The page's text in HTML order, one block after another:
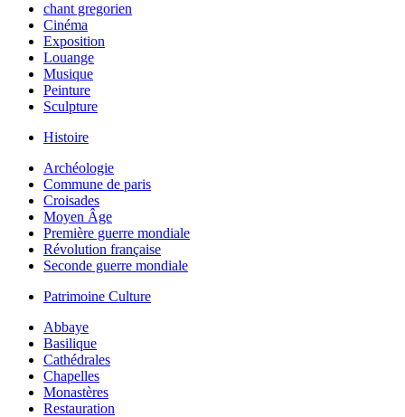
chant gregorien
Cinéma
Exposition
Louange
Musique
Peinture
Sculpture
Histoire
Archéologie
Commune de paris
Croisades
Moyen Âge
Première guerre mondiale
Révolution française
Seconde guerre mondiale
Patrimoine Culture
Abbaye
Basilique
Cathédrales
Chapelles
Monastères
Restauration